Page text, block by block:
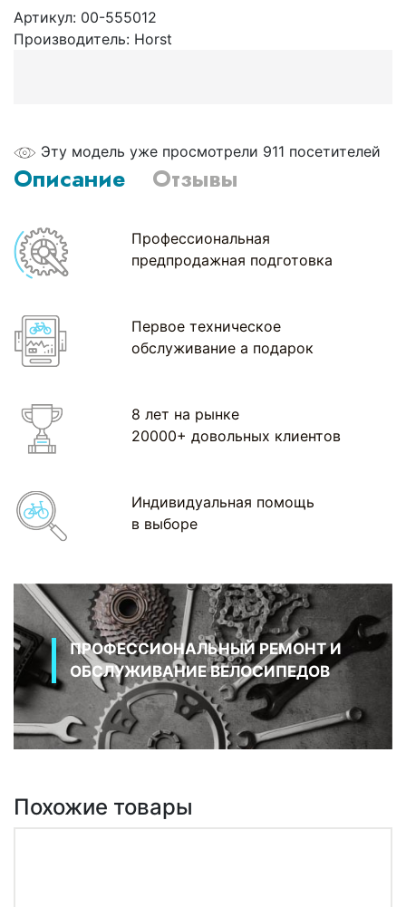
Артикул: 00-555012
Производитель: Horst
Эту модель уже просмотрели 911 посетителей
Описание Отзывы
Профессиональная
предпродажная подготовка
Первое техническое
обслуживание а подарок
8 лет на рынке
20000+ довольных клиентов
Индивидуальная помощь
в выборе
ПРОФЕССИОНАЛЬНЫЙ РЕМОНТ И
ОБСЛУЖИВАНИЕ ВЕЛОСИПЕДОВ
Похожие товары